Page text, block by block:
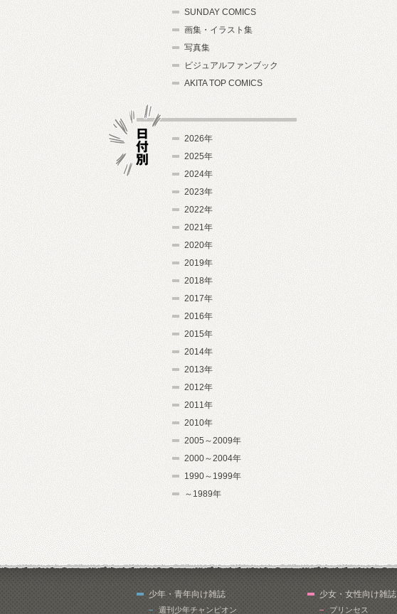
SUNDAY COMICS
画集・イラスト集
写真集
ビジュアルファンブック
AKITA TOP COMICS
2026年
2025年
2024年
2023年
2022年
2021年
2020年
2019年
2018年
2017年
2016年
2015年
2014年
2013年
2012年
2011年
2010年
2005～2009年
2000～2004年
1990～1999年
～1989年
少年・青年向け雑誌
週刊少年チャンピオン
少女・女性向け雑誌
プリンセス